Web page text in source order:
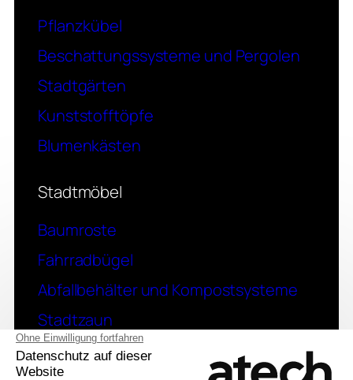
Pflanzkübel
Beschattungssysteme und Pergolen
Stadtgärten
Kunststofftöpfe
Blumenkästen
Stadtmöbel
Baumroste
Fahrradbügel
Abfallbehälter und Kompostsysteme
Stadtzaun
Kontakt